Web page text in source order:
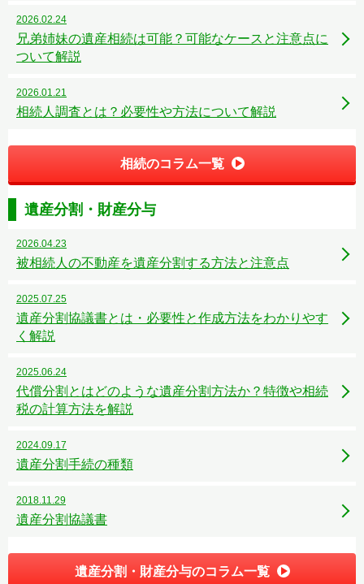
2026.02.24
兄弟姉妹の遺産相続は可能？可能なケースと注意点に
ついて解説
2026.01.21
相続人調査とは？必要性や方法について解説
相続のコラム一覧
遺産分割・財産分与
2026.04.23
被相続人の不動産を遺産分割する方法と注意点
2025.07.25
遺産分割協議書とは・必要性と作成方法をわかりやす
く解説
2025.06.24
代償分割とはどのような遺産分割方法か？特徴や相続
税の計算方法を解説
2024.09.17
遺産分割手続の種類
2018.11.29
遺産分割協議書
遺産分割・財産分与のコラム一覧